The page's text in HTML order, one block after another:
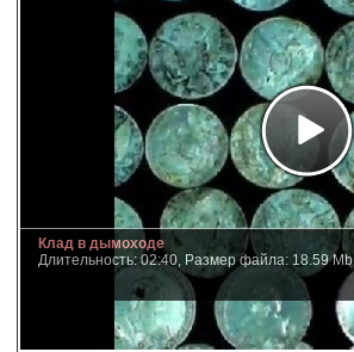
Клад в дымоходе
Длительность: 02:40, Размер файла: 18.59 Mb